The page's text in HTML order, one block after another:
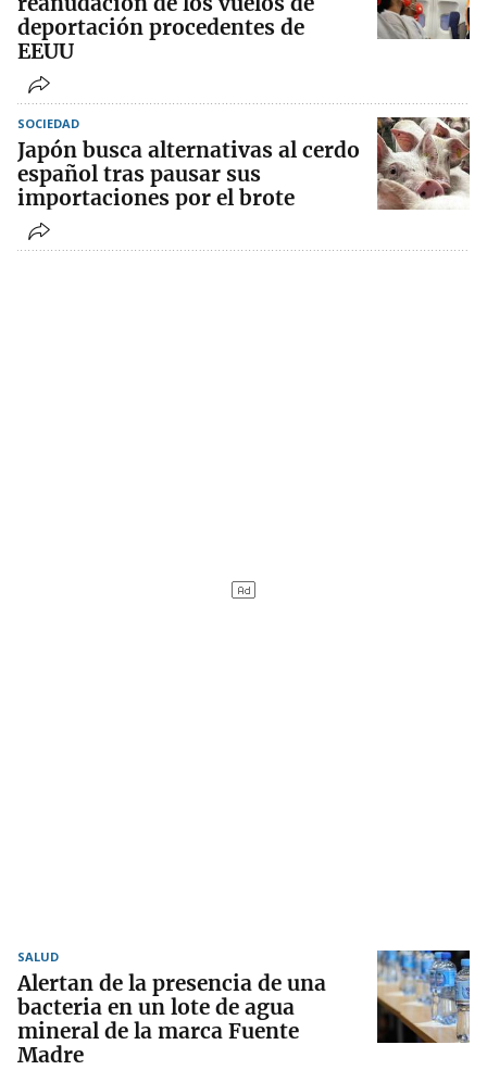
deportación procedentes de
EEUU
SOCIEDAD
Japón busca alternativas al cerdo
español tras pausar sus
importaciones por el brote
SALUD
Alertan de la presencia de una
bacteria en un lote de agua
mineral de la marca Fuente
Madre